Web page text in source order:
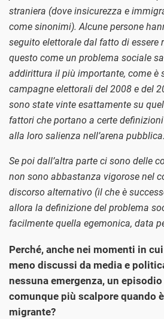
straniera (dove insicurezza e
come sinonimi). Alcune persone
seguito elettorale dal fatto di essere
questo come un problema sociale
addirittura il più importante, come è
campagne elettorali del 2008 e del
sono state vinte esattamente su
fattori che portano a certe
alla loro salienza nell’arena pubblica.
Se poi dall’altra parte ci sono delle
non sono abbastanza vigorose nel
discorso alternativo (il che è
allora la definizione del problema
facilmente quella egemonica, data
Perché, anche nei momenti in
meno discussi da media e
nessuna emergenza, un
comunque più scalpore quando
migrante?